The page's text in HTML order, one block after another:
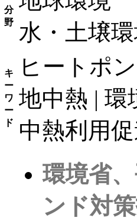
分
野 水・土壌
キ
ー
ワ
ー
ド
ヒートポ
地中熱 | 環
中熱利用
環境省
ンド対